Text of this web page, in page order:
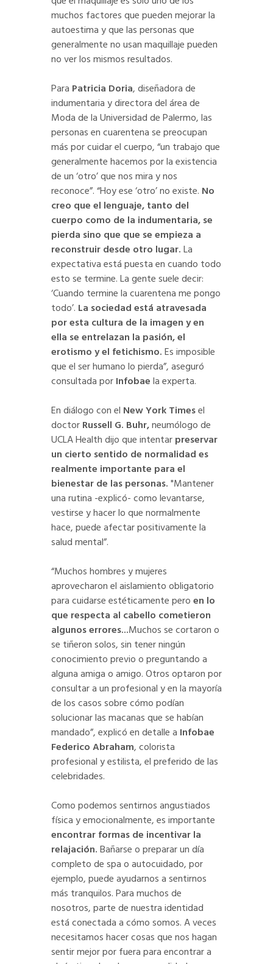
muchos factores que pueden mejorar la
autoestima y que las personas que
generalmente no usan maquillaje pueden
no ver los mismos resultados.
Para Patricia Doria, diseñadora de
indumentaria y directora del área de
Moda de la Universidad de Palermo, las
personas en cuarentena se preocupan
más por cuidar el cuerpo, “un trabajo que
generalmente hacemos por la existencia
de un ‘otro’ que nos mira y nos
reconoce”. “Hoy ese ‘otro’ no existe. No
creo que el lenguaje, tanto del
cuerpo como de la indumentaria, se
pierda sino que que se empieza a
reconstruir desde otro lugar.La
expectativa está puesta en cuando todo
esto se termine. La gente suele decir:
‘Cuando termine la cuarentena me pongo
todo’. La sociedad está atravesada
por esta cultura de la imagen y en
ella se entrelazan la pasión, el
erotismo y el fetichismo.Es imposible
que el ser humano lo pierda”, aseguró
consultada porInfobaela experta.
En diálogo con el New York Timesel
doctorRussell G. Buhr,neumólogo de
UCLA Health dijo que intentarpreservar
un cierto sentido de normalidad es
realmente importante para el
bienestar de las personas."Mantener
una rutina -explicó- como levantarse,
vestirse y hacer lo que normalmente
hace, puede afectar positivamente la
salud mental”.
“Muchos hombres y mujeres
aprovecharon el aislamiento obligatorio
para cuidarse estéticamente peroen lo
que respecta al cabello cometieron
algunos errores...Muchos se cortaron o
se tiñeron solos, sin tener ningún
conocimiento previo o preguntando a
alguna amiga o amigo. Otros optaron por
consultar a un profesional y en la mayoría
de los casos sobre cómo podían
solucionar las macanas que se habían
mandado”, explicó en detalle a Infobae
Federico Abraham, colorista
profesional y estilista, el preferido de las
celebridades.
Como podemos sentirnos angustiados
física y emocionalmente, es importante
encontrar formas de incentivar la
relajación.Bañarse o preparar un día
completo de spa o autocuidado, por
ejemplo, puede ayudarnos a sentirnos
más tranquilos. Para muchos de
nosotros, parte de nuestra identidad
está conectada a cómo somos. A veces
necesitamos hacer cosas que nos hagan
sentir mejor por fuera para encontrar a